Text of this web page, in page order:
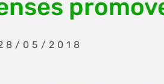
28/05/2018